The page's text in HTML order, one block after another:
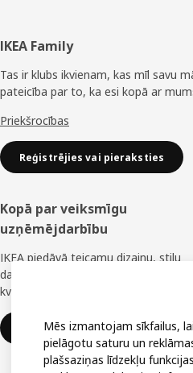
Kājene
IKEA Family
Tas ir klubs ikvienam, kas mīl savu
pateicība par to, ka esi kopā ar
Priekšrocības
Reģistrējies vai pieraksties
Kopā par veiksmīgu
uzņēmējdarbību
IKEA piedāvā teicamu dizainu, stilu
daudzveidību, lielisku cenu un
kvalitāti.
IKEA uzņēmumiem
Mēs izmantojam sīkfailus,
pielāgotu saturu un
plašsaziņas līdzekļu